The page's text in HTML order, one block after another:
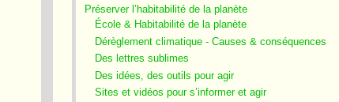
Préserver l’habitabilité de la planète
École & Habitabilité de la planète
Dérèglement climatique - Causes & conséquences
Des lettres sublimes
Des idées, des outils pour agir
Sites et vidéos pour s’informer et agir